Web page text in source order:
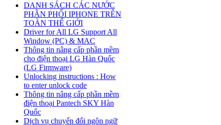
DANH SÁCH CÁC NƯỚC
PHÂN PHỐI IPHONE TRÊN
TOÀN THẾ GIỚI
Driver for All LG Support All
Window (PC) & MAC
Thông tin nâng cấp phần mềm
cho điện thoại LG Hàn Quốc
(LG Firmware)
Unlocking instructions : How
to enter unlock code
Thông tin nâng cấp phần mềm
điện thoại Pantech SKY Hàn
Quốc
Dịch vụ chuyển đổi ngôn ngữ